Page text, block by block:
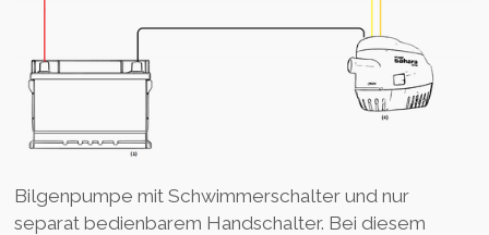
Bilgenpumpe mit Schwimmerschalter und nur
separat bedienbarem Handschalter. Bei diesem